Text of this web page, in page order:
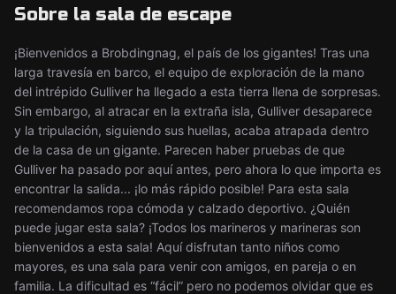
Sobre la sala de escape
¡Bienvenidos a Brobdingnag, el país de los gigantes! Tras una
larga travesía en barco, el equipo de exploración de la mano
del intrépido Gulliver ha llegado a esta tierra llena de sorpresas.
Sin embargo, al atracar en la extraña isla, Gulliver desaparece
y la tripulación, siguiendo sus huellas, acaba atrapada dentro
de la casa de un gigante. Parecen haber pruebas de que
Gulliver ha pasado por aquí antes, pero ahora lo que importa es
encontrar la salida... ¡lo más rápido posible! Para esta sala
recomendamos ropa cómoda y calzado deportivo. ¿Quién
puede jugar esta sala? ¡Todos los marineros y marineras son
bienvenidos a esta sala! Aquí disfrutan tanto niños como
mayores, es una sala para venir con amigos, en pareja o en
familia. La dificultad es “fácil” pero no podemos olvidar que es